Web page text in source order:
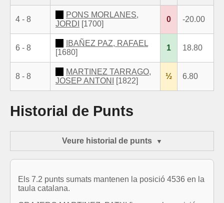
4 - 8
PONS MORLANES,
JORDI
[1700]
0 -20.00
6 - 8
IBAÑEZ PAZ, RAFAEL
[1680]
1 18.80
8 - 8
MARTINEZ TARRAGO,
JOSEP ANTONI
[1822]
½ 6.80
Historial de Punts
Veure historial de punts
Els 7.2 punts sumats mantenen la posició 4536 en la
taula catalana.